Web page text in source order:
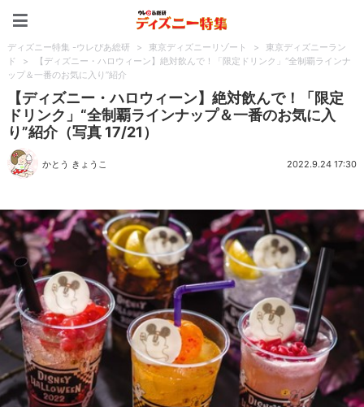
ディズニー特集 -ウレぴあ総研 > 東京ディズニーリゾート >
東京ディズニーラン
ド
>
【ディズニー・ハロウィーン】絶対飲んで！「限定ドリンク」“全制覇ラインナ
ップ＆一番のお気に入り”紹介
【ディズニー・ハロウィーン】絶対飲んで！「限定
ドリンク」“全制覇ラインナップ＆一番のお気に入
り”紹介（写真 17/21）
かとう きょうこ 2022.9.24 17:30